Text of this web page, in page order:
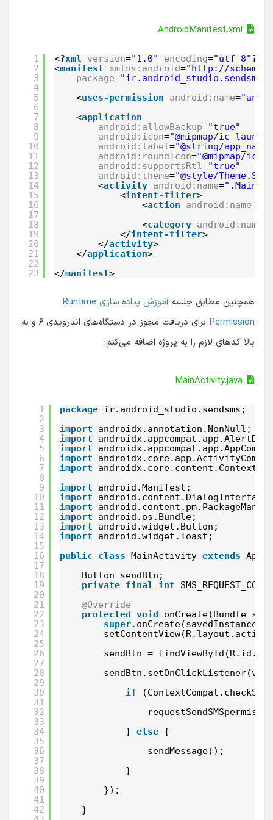
AndroidManifest.xml
1
2
3
4
5
6
7
8
9
10
11
12
13
14
15
16
17
18
19
20
21
22
23
<?xml version="1.0" encoding="utf-8"?>
<manifest xmlns:android="http://
package="ir.android_studio.sendsms"
<uses-permission android:name=
<application
android:allowBackup="true"
android:icon="@mipmap/
android:label="@string/app_name"
android:roundIcon="@mipmap/
android:supportsRtl="true"
android:theme="@style/
<activity android:name=
<intent-filter>
<action android:name=
<category android:name
</intent-filter>
</activity>
</application>
</manifest>
همچنین مطابق جلسه
آموزش پیاده سازی Runtime
Permission
برای دریافت مجوز در دستگاه‌های اندرویدی ۶ و به
بالا کدهای لازم را به پروژه اضافه می‌کنم:
MainActivity.java
1
2
3
4
5
6
7
8
9
10
11
12
13
14
15
16
17
18
19
20
21
22
23
24
25
26
27
28
29
30
31
32
33
34
35
36
37
38
39
40
41
42
package ir.android_studio.sendsms;
import
androidx.annotation.NonNull;
import
import
import
import
import
android.Manifest;
import
android.content.DialogInterface;
import
import
android.os.Bundle;
import
android.widget.Button;
import
android.widget.Toast;
public
class MainActivity extends
Button sendBtn;
private final int
@Override
protected void
onCreate(Bundle
super
sendBtn =
if
} else {
sendMessage();
}
});
}